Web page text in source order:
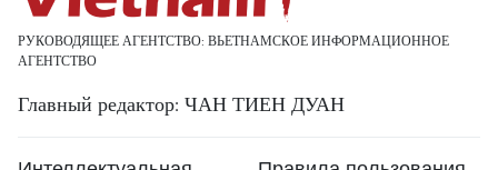
РУКОВОДЯЩЕЕ АГЕНТСТВО: ВЬЕТНАМСКОЕ ИНФОРМАЦИОННОЕ
АГЕНТСТВО
Главный редактор: ЧАН ТИЕН ДУАН